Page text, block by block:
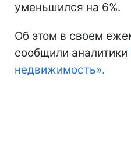
уменьшился на 6%.
Об этом в своем
сообщили аналитики
недвижимость».